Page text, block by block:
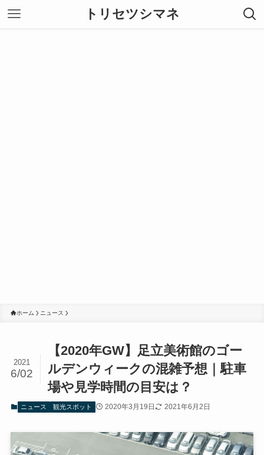
トリセツシマネ
ホーム ニュース
【2020年GW】足立美術館のゴー
ルデンウィークの混雑予想｜駐車
場や見学時間の目安は？
2021
6/02
ニュース 観光スポット 2020年3月19日 2021年6月2日